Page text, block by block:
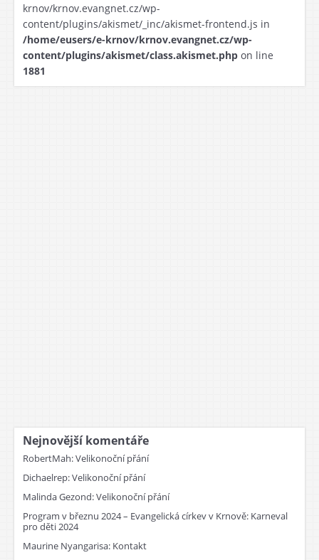
krnov/krnov.evangnet.cz/wp-
content/plugins/akismet/_inc/akismet-frontend.js in
/home/eusers/e-krnov/krnov.evangnet.cz/wp-
content/plugins/akismet/class.akismet.php on line
1881
Nejnovější komentáře
RobertMah:Velikonoční přání
Dichaelrep:Velikonoční přání
Malinda Gezond:Velikonoční přání
Program v březnu 2024 – Evangelická církev v Krnově: Karneval
pro děti 2024
Maurine Nyangarisa: Kontakt